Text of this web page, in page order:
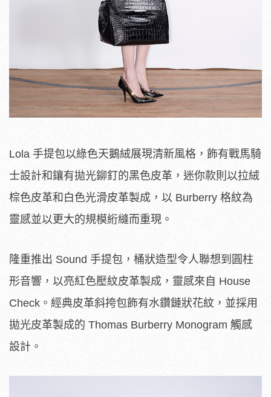
Lola 手提包以綠色天鵝絨展現清新風格，飾有戰馬騎
士設計和鑲有拋光鉚釘的黑色皮革，迷你款則以拉絨
棕色皮革和白色光滑皮革製成，以 Burberry 格紋為
靈感並以更大的規模絎縫而重現。
隆重推出 Sound 手提包，桶狀造型令人聯想到圓柱
形音響，以亮紅色壓紋皮革製成，靈感來自 House
Check。經典皮革斜挎包飾有水鑽鏈狀花紋，並採用
拋光皮革製成的 Thomas Burberry Monogram 觸感
設計。